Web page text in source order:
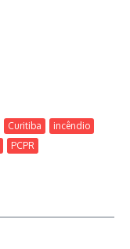
Curitiba
incêndio
PCPR